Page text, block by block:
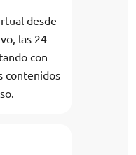
desde
las 24
con
contenidos